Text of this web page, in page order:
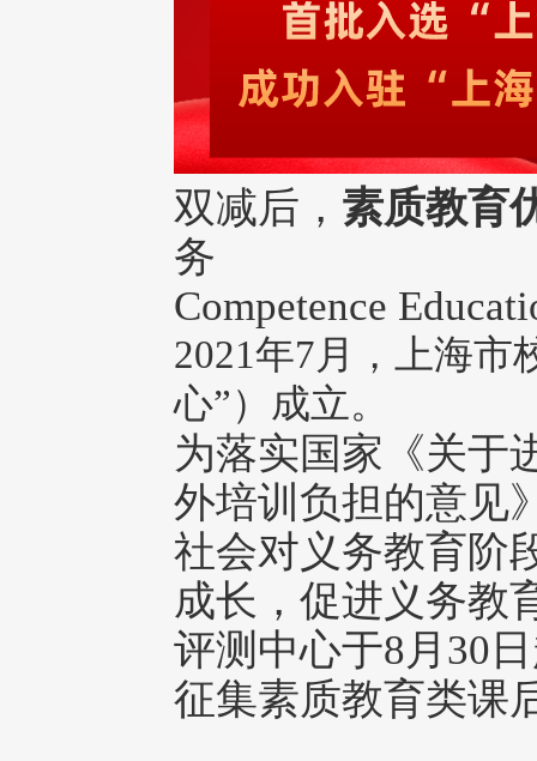
双减后， 素质教育
务
Competence
2021年7月，上海市
心”）成立。
为落实国家《关于
外培训负担的意见
社会对义务教育阶
成长，促进义务教
评测中心于8月30
征集素质教育类课